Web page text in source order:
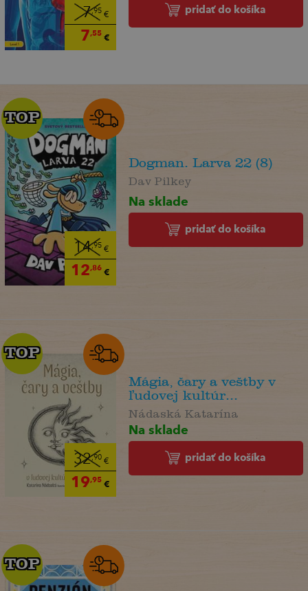
7,95€
7,55€
pridať do košíka
14,95€
12,86€
TOP
TOP
Dogman. Larva 22 (8)
Dav Pilkey
Na sklade
pridať do košíka
32,90€
19,95€
TOP
TOP
Mágia, čary a veštby v
ľudovej kultúr...
Nádaská Katarína
Na sklade
pridať do košíka
TOP
TOP